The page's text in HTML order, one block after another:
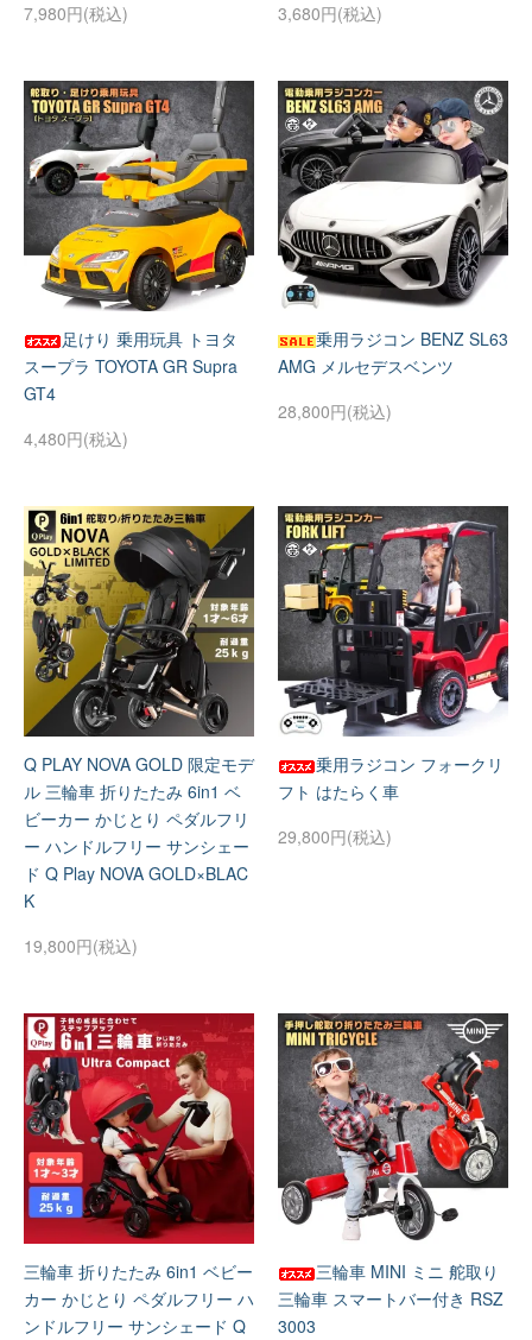
7,980円(税込)
3,680円(税込)
足けり 乗用玩具 トヨタ
スープラ TOYOTA GR Supra
GT4
4,480円(税込)
乗用ラジコン BENZ SL63
AMG メルセデスベンツ
28,800円(税込)
Q PLAY NOVA GOLD 限定モデ
ル 三輪車 折りたたみ 6in1 ベ
ビーカー かじとり ペダルフリ
ー ハンドルフリー サンシェー
ド Q Play NOVA GOLD×BLAC
K
19,800円(税込)
乗用ラジコン フォークリ
フト はたらく車
29,800円(税込)
三輪車 折りたたみ 6in1 ベビー
カー かじとり ペダルフリー ハ
ンドルフリー サンシェード Q
三輪車 MINI ミニ 舵取り
三輪車 スマートバー付き RSZ
3003